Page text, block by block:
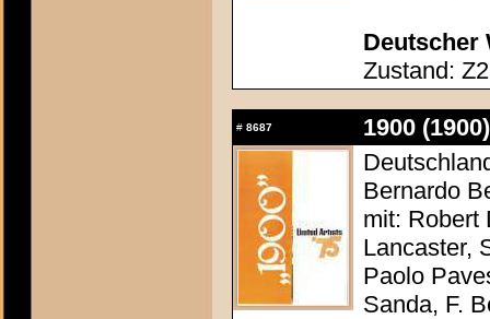
Deutscher
Zustand: Z2
# 8687
1900 (1900)
Bernardo
mit: Robert
Lancaster,
Paolo
Sanda, F.